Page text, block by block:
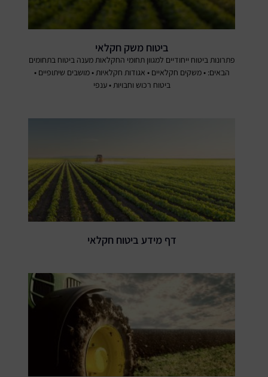
ביטוח משק חקלאי
פתרונות ביטוח ייחודיים למגוון תחומי החקלאות מענה ביטוח בתחומים
הבאים: • משקים חקלאיים • אגודות חקלאיות • מושבים שיתופיים •
ביטוח רכוש וחבויות • ענפי
דף מידע ביטוח חקלאי